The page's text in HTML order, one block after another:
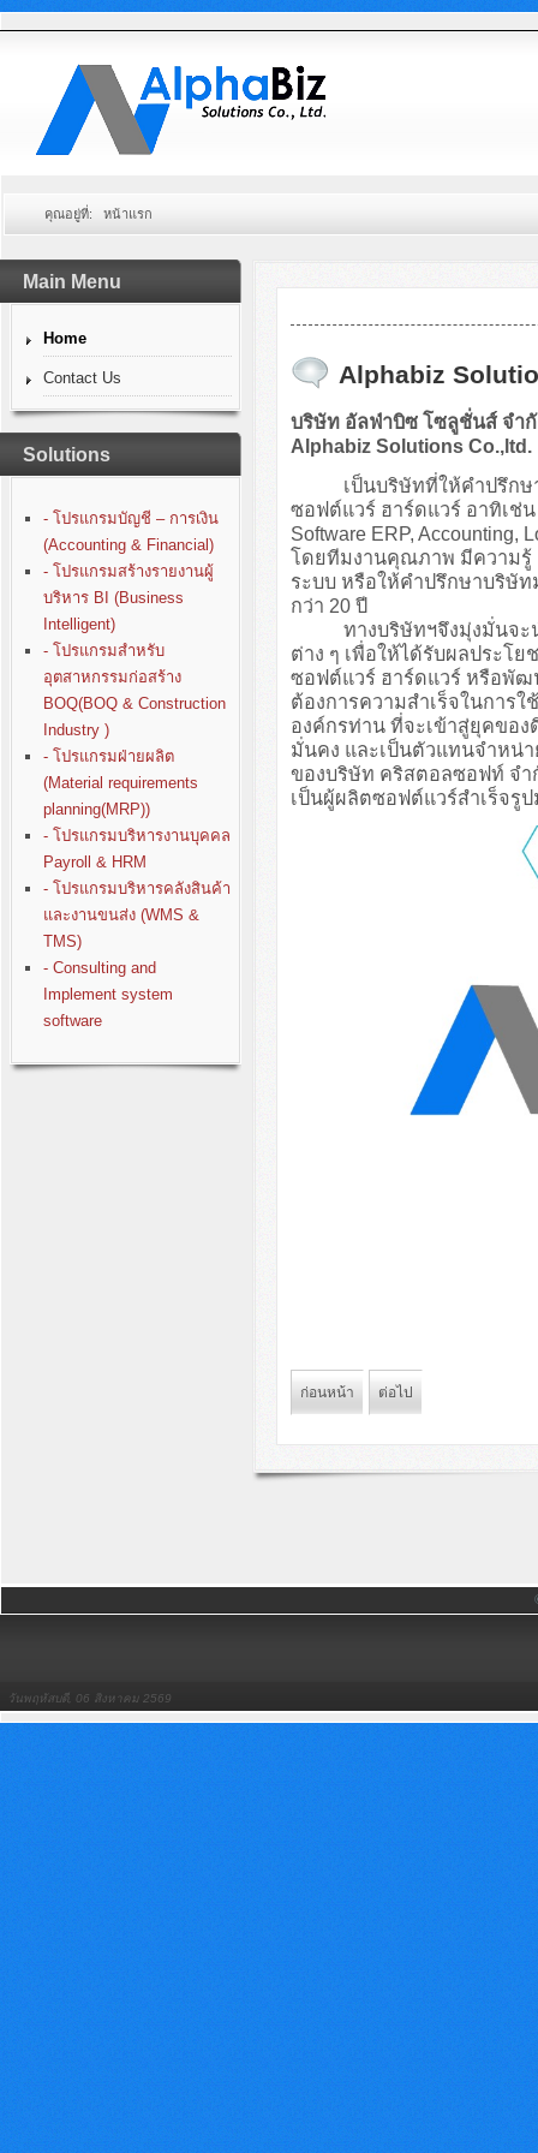
คุณอยู่ที่: หน้าแรก
Main Menu
Home
Contact Us
Solutions
- โปรแกรมบัญชี – การเงิน
(Accounting & Financial)
- โปรแกรมสร้างรายงานผู้
บริหาร BI (Business
Intelligent)
- โปรแกรมสำหรับ
อุตสาหกรรมก่อสร้าง
BOQ(BOQ & Construction
Industry )
- โปรแกรมฝ่ายผลิต
(Material requirements
planning(MRP))
- โปรแกรมบริหารงานบุคคล
Payroll & HRM
- โปรแกรมบริหารคลังสินค้า
และงานขนส่ง (WMS &
TMS)
- Consulting and
Implement system
software
Alphabiz
บริษัท อัลฟ่าบิซ โซลูชั่นส์ จำ
Alphabiz Solutions Co.,ltd.
เป็นบริษัทที่ให้คำปรึกษา
ซอฟต์แวร์ ฮาร์ดแวร์ อาทิเช่
Software ERP,
โดยทีมงานคุณภาพ มีความรู้
ระบบ หรือให้คำปรึกษาบริษั
กว่า 20 ปี
ทางบริษัทฯจึงมุ่งมั่นจะน
ต่าง ๆ เพื่อให้ได้รับผลประโย
ซอฟต์แวร์ ฮาร์ดแวร์ หรือพัฒ
ต้องการความสำเร็จในการ
องค์กรท่าน ที่จะเข้าสู่ยุคขอ
มั่นคง และเป็นตัวแทนจำหน่
ของบริษัท คริสตอลซอฟท์ จำ
เป็นผู้ผลิตซอฟต์แวร์สำเร็จรู
ก่อนหน้า ต่อไป
วันพฤหัสบดี, 06 สิงหาคม 2569